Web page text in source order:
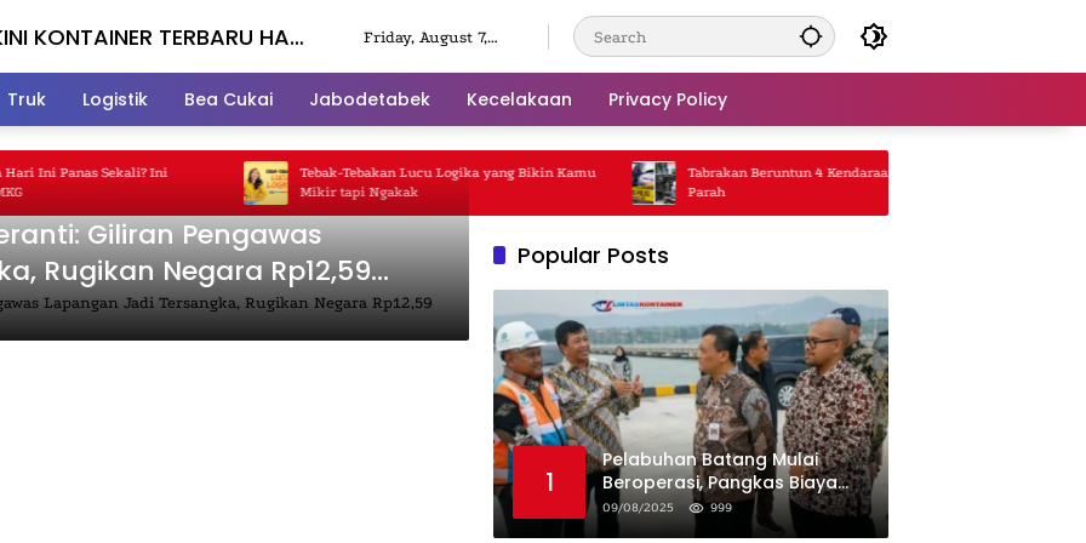
KONTAINER TERBARU HARI
Friday, August 7,
Truk Logistik Bea Cukai Jabodetabek Kecelakaan Privacy Policy
Ini Panas Sekali? Ini
Tebak-Tebakan Lucu Logika yang Bikin Kamu
Mikir tapi Ngakak
Tabrakan Beruntun 4 Kendaraan, Jalanan Macet
Parah
Giliran Pengawas
Rugikan Negara Rp12,59
Popular Posts
1
Pelabuhan Batang Mulai
Beroperasi, Pangkas Biaya
Logistik Industri!
09/08/2025 999